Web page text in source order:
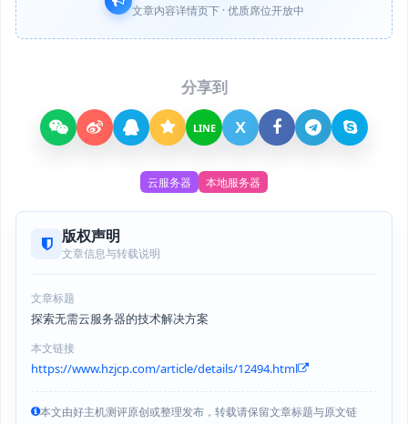
文章内容详情页下 · 优质席位开放中
分享到
LINE X
云服务器 本地服务器
版权声明
文章信息与转载说明
文章标题
探索无需云服务器的技术解决方案
本文链接
https://www.hzjcp.com/article/details/12494.html
本文由好主机测评原创或整理发布，转载请保留文章标题与原文链